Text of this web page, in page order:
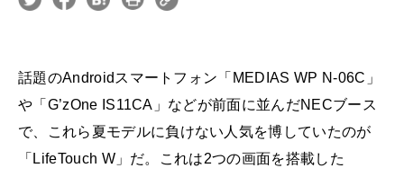
話題のAndroidスマートフォン「MEDIAS WP N-06C」
や「G’zOne IS11CA」などが前面に並んだNECブース
で、これら夏モデルに負けない人気を博していたのが
「LifeTouch W」だ。これは2つの画面を搭載した